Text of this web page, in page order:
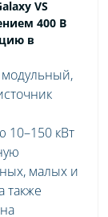
VS
400 В
в
10–150 кВт
малых и
также